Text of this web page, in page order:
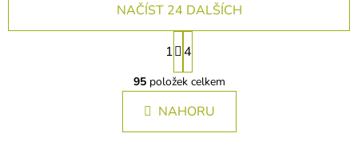
O
v
l
á
d
NAČÍST 24 DALŠÍCH
S
t
r
á
n
k
1 4
95položek celkem
NAHORU